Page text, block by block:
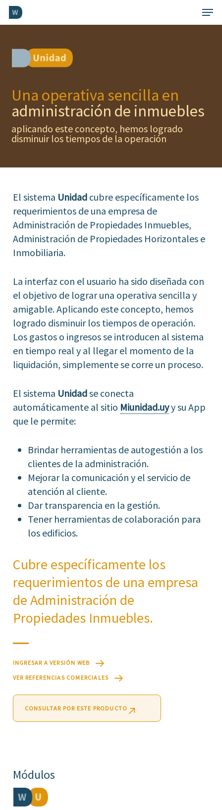
Skip
content
Menu
Una operativa sencilla en
administración de inmuebles
aplicando este concepto, hemos logrado
disminuir los tiempos de la operación
El sistema Unidadcubre específicamente los
requerimientos de una empresa de
Administración de Propiedades Inmuebles,
Administración de Propiedades Horizontales e
Inmobiliaria.
La interfaz con el usuario ha sido diseñada con
el objetivo de lograr una operativa sencilla y
amigable. Aplicando este concepto, hemos
logrado disminuir los tiempos de operación.
Los gastos o ingresos se introducen al sistema
en tiempo real y al llegar el momento de la
liquidación, simplemente se corre un proceso.
El sistema Unidadse conecta
automáticamente al sitio Miunidad.uyy su App
que le permite:
Brindar herramientas de autogestión a los
clientes de la administración.
Mejorar la comunicación y el servicio de
atención al cliente.
Dar transparencia en la gestión.
Tener herramientas de colaboración para
los edificios.
Cubre específicamente los
requerimientos de una empresa
de Administración de
Propiedades Inmuebles.
INGRESAR A VERSIÓN WEB
VER REFERENCIAS COMERCIALES
CONSULTAR POR ESTE PRODUCTO
Módulos